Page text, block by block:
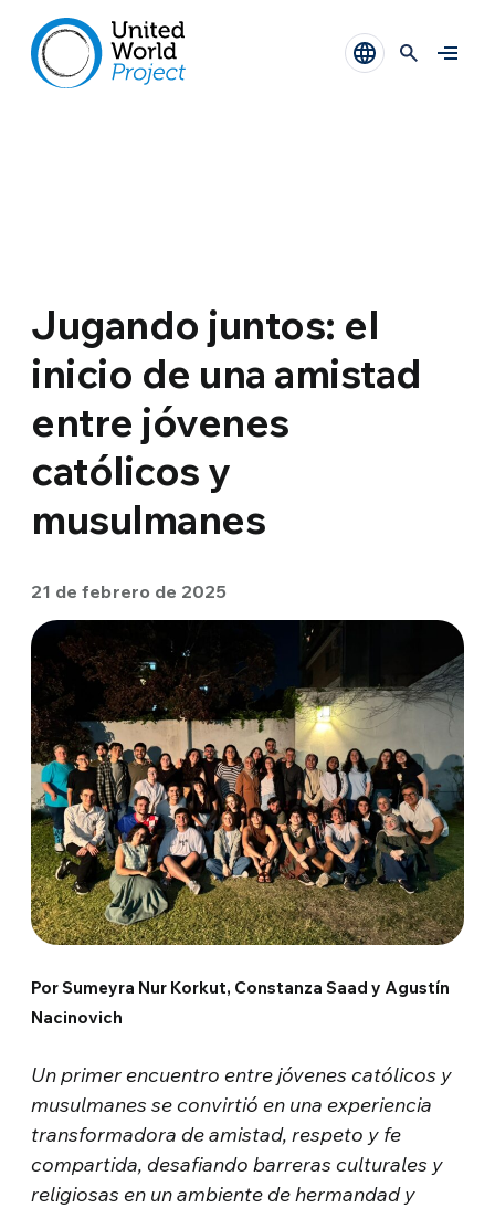
Jugando juntos: el
inicio de una amistad
entre jóvenes
católicos y
musulmanes
21 de febrero de 2025
Por Sumeyra Nur Korkut, Constanza Saad y Agustín
Nacinovich
Un primer encuentro entre jóvenes católicos y
musulmanes se convirtió en una experiencia
transformadora de amistad, respeto y fe
compartida, desafiando barreras culturales y
religiosas en un ambiente de hermandad y